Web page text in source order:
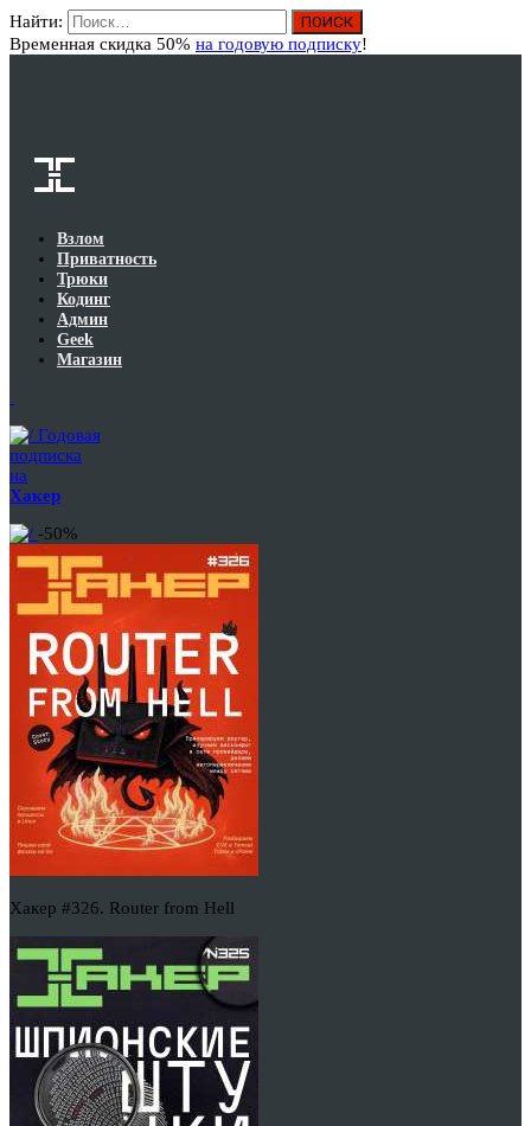
Найти:
Временная скидка 50% на годовую подписку!
Взлом
Приватность
Трюки
Кодинг
Админ
Geek
Магазин
Годовая
подписка
на
Хакер
-50%
Хакер #326. Router from Hell